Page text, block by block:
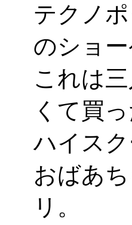
テクノ
のショ
これは
くて買
ハイス
おばあ
リ。